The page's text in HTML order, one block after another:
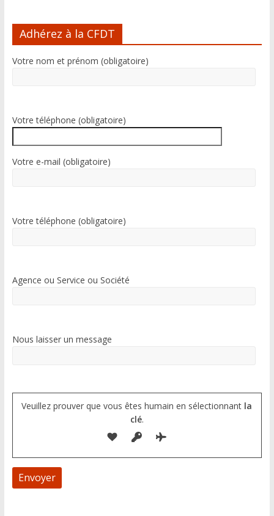
l
e
r
i
v
e
:
Adhérez à la CFDT
Votre nom et prénom (obligatoire)
Votre téléphone (obligatoire)
Votre e-mail (obligatoire)
Votre téléphone (obligatoire)
Agence ou Service ou Société
Nous laisser un message
Veuillez prouver que vous êtes humain en sélectionnant la
clé.